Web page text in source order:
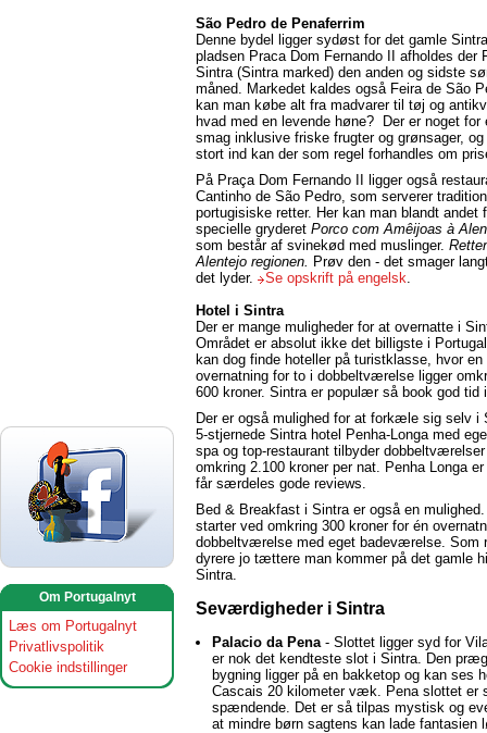
Om Portugalnyt
Læs om Portugalnyt
Privatlivspolitik
Cookie indstillinger
São Pedro de Penaferrim
Denne bydel ligger sydøst for det gamle
pladsen Praca Dom Fernando II afholdes der
Sintra (Sintra marked) den anden og sidste
måned. Markedet kaldes også Feira de São
kan man købe alt fra madvarer til tøj og
hvad med en levende høne? Der er noget for
smag inklusive friske frugter og grønsager,
stort ind kan der som regel forhandles om
På Praça Dom Fernando II ligger også
Cantinho de São Pedro, som serverer
portugisiske retter. Her kan man blandt andet
specielle gryderet Porco com Amêijoas à
som består af svinekød med muslinger.
Alentejo regionen. Prøv den - det smager
det lyder.
Se opskrift på engelsk.
Hotel i Sintra
Der er mange muligheder for at overnatte i
Området er absolut ikke det billigste i
kan dog finde hoteller på turistklasse, hvor en
overnatning for to i dobbeltværelse ligger
600 kroner. Sintra er populær så book god tid
Der er også mulighed for at forkæle sig selv i
5-stjernede Sintra hotel Penha-Longa med
spa og top-restaurant tilbyder
omkring 2.100 kroner per nat. Penha Longa
får særdeles gode reviews.
Bed & Breakfast i Sintra er også en
starter ved omkring 300 kroner for én
dobbeltværelse med eget badeværelse. Som
dyrere jo tættere man kommer på det gamle
Sintra.
Seværdigheder i Sintra
Palacio da Pena- Slottet ligger syd for
er nok det kendteste slot i Sintra. Den
bygning ligger på en bakketop og kan ses
Cascais 20 kilometer væk. Pena slottet er
spændende. Det er så tilpas mystisk og
at mindre børn sagtens kan lade fantasien